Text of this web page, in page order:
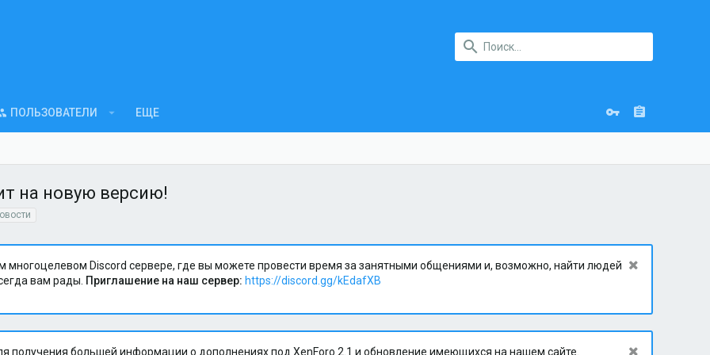
ПОЛЬЗОВАТЕЛИ ЕЩЕ
на новую версию!
Discord сервере, где вы можете провести время за занятными общениями и, возможно, найти людей
вам рады. Приглашение на наш сервер: https://discord.gg/kEdafXB
получения большей информации о дополнениях под XenForo 2.1 и обновление имеющихся на нашем сайте.